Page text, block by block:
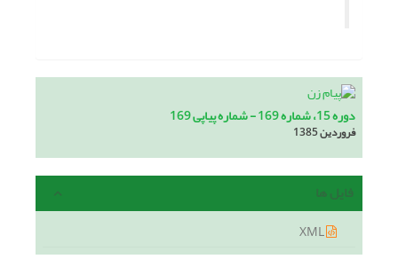
دوره 15، شماره 169 - شماره پیاپی 169
فروردین 1385
فایل ها